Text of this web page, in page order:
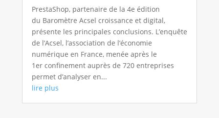
PrestaShop, partenaire de la 4e édition
du Baromètre Acsel croissance et digital,
présente les principales conclusions. L’enquête
de l’Acsel, l’association de l’économie
numérique en France, menée après le
1er confinement auprès de 720 entreprises
permet d’analyser en...
lire plus